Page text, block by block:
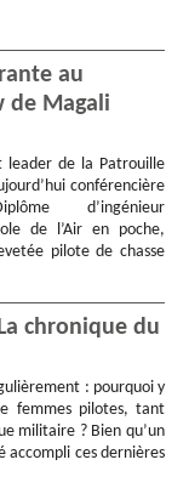
au
de Magali
leader de la Patrouille
conférencière
d’ingénieur
de l’Air en poche,
pilote de chasse
chronique du
: pourquoi y
femmes pilotes, tant
militaire ? Bien qu’un
accompli ces dernières